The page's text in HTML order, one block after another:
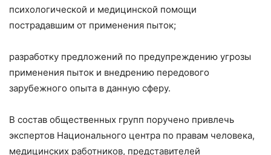
психологической и медицинской помощи
пострадавшим от применения пыток;
разработку предложений по предупреждению угрозы
применения пыток и внедрению передового
зарубежного опыта в данную сферу.
В состав общественных групп поручено привлечь
экспертов Национального центра по правам человека,
медицинских работников, представителей